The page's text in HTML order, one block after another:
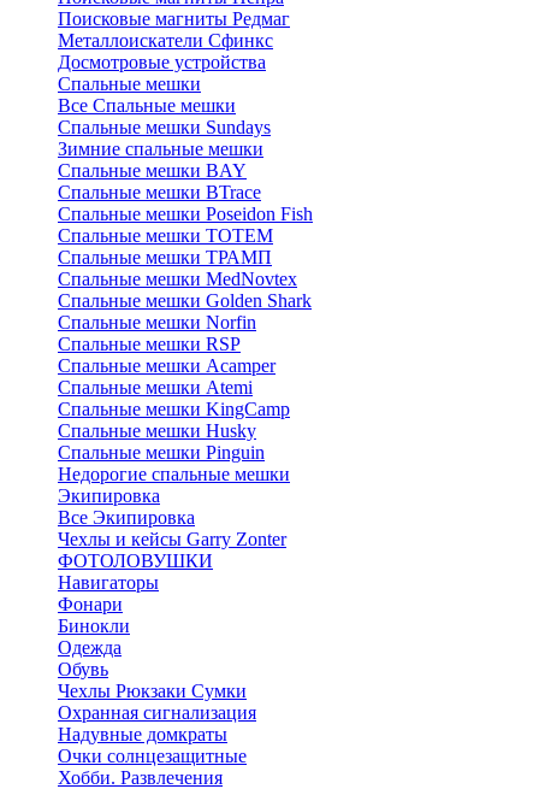
Поисковые магниты Редмаг
Металлоискатели Сфинкс
Досмотровые устройства
Спальные мешки
Все Спальные мешки
Спальные мешки Sundays
Зимние спальные мешки
Спальные мешки BAY
Спальные мешки BTrace
Спальные мешки Poseidon Fish
Спальные мешки ТОТЕМ
Спальные мешки ТРАМП
Cпальные мешки MedNovtex
Спальные мешки Golden Shark
Спальные мешки Norfin
Спальные мешки RSP
Спальные мешки Acamper
Спальные мешки Atemi
Спальные мешки KingCamp
Спальные мешки Husky
Спальные мешки Pinguin
Недорогие спальные мешки
Экипировка
Все Экипировка
Чехлы и кейсы Garry Zonter
ФОТОЛОВУШКИ
Навигаторы
Фонари
Бинокли
Одежда
Обувь
Чехлы Рюкзаки Сумки
Охранная сигнализация
Надувные домкраты
Очки солнцезащитные
Хобби. Развлечения